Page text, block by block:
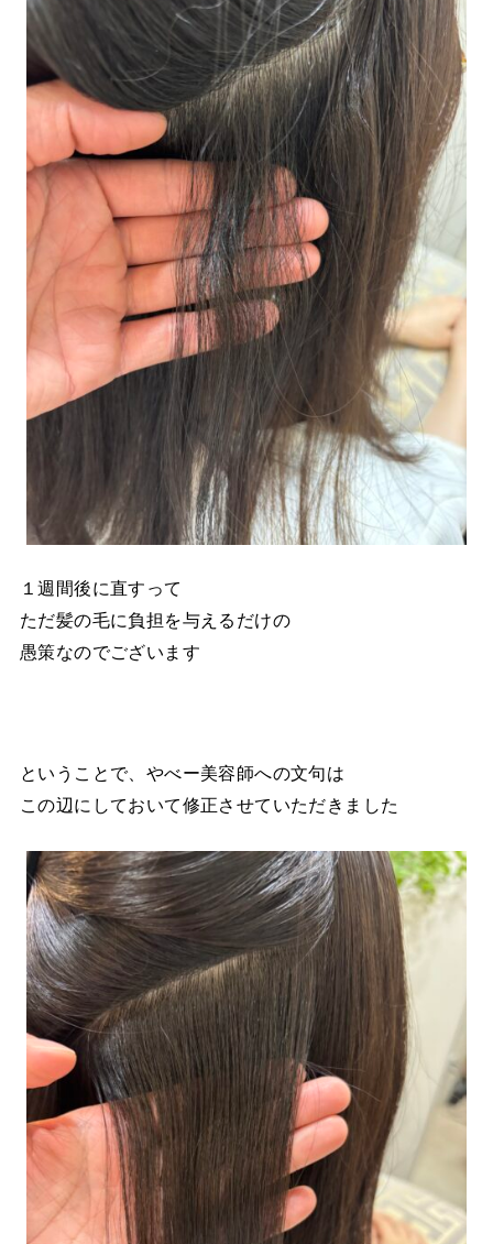
１週間後に直すって
ただ髪の毛に負担を与えるだけの
愚策なのでございます
ということで、やべー美容師への文句は
この辺にしておいて修正させていただきました